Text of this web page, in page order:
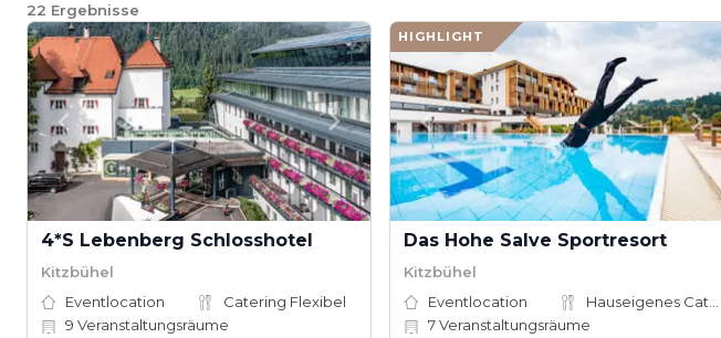
22 Ergebnisse
4*S Lebenberg Schlosshotel
Kitzbühel
Eventlocation
Catering Flexibel
9 Veranstaltungsräume
HIGHLIGHT
Das Hohe Salve Sportresort
Kitzbühel
Eventlocation
7Veranstaltungsräume